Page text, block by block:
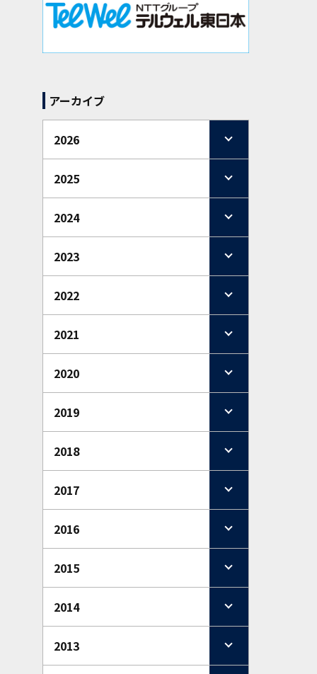
アーカイブ
2026
2025
2024
2023
2022
2021
2020
2019
2018
2017
2016
2015
2014
2013